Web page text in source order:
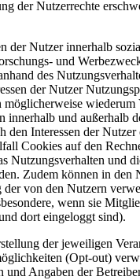
der Nutzerrechte
der Nutzer innerhalb
und
des
der Nutzer
wiederum
innerhalb und außerhalb
den Interessen der Nutzer
Cookies auf den
Nutzungsverhalten und
Zudem können in den
der von den Nutzern
wenn sie
dort eingeloggt sind).
der jeweiligen
(Opt-out)
und Angaben der